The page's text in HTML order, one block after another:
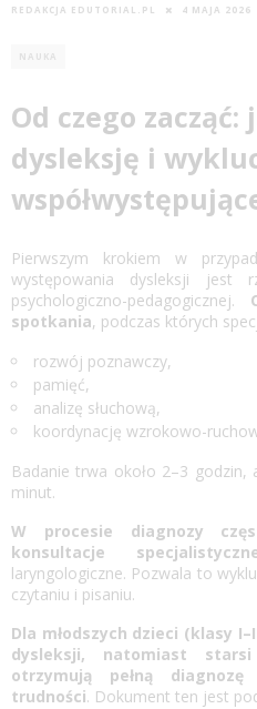
REDAKCJA EDUTORIAL.PL 4 MAJA 2026
NAUKA
Od czego
dysleksję i
Pierwszym krokiem w
występowania dysleksji jest
psychologiczno-pedagogicznej.
spotkania, podczas których
rozwój poznawczy,
pamięć,
analizę słuchową,
koordynację wzrokowo-
Badanie trwa około 2–3 godzin,
minut.
W procesie diagnozy
konsultacje
laryngologiczne. Pozwala to
czytaniu i pisaniu.
Dla młodszych dzieci (klasy
dysleksji, natomiast
otrzymują pełną
trudności. Dokument ten jest